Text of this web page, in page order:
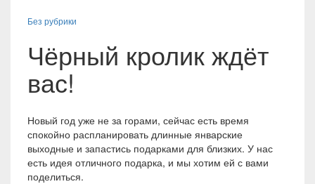
Без рубрики
Чёрный кролик ждёт
вас!
Новый год уже не за горами, сейчас есть время
спокойно распланировать длинные январские
выходные и запастись подарками для близких. У нас
есть идея отличного подарка, и мы хотим ей с вами
поделиться.